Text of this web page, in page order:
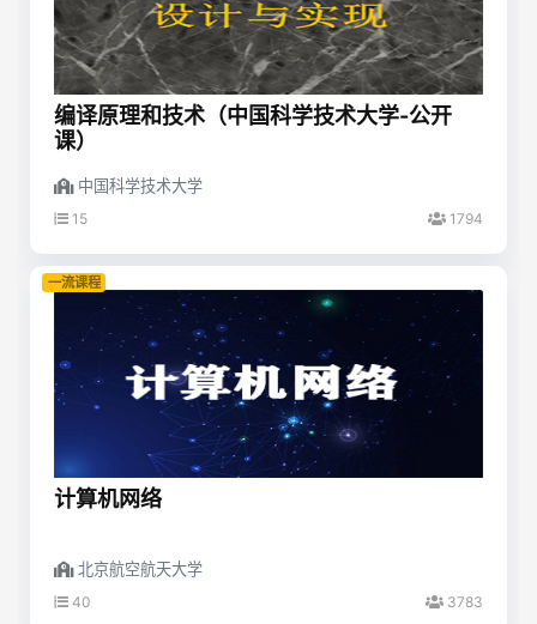
编译原理和技术（中国科学技术大学-公开
课）
中国科学技术大学
15 1794
一流课程
计算机网络
北京航空航天大学
40 3783